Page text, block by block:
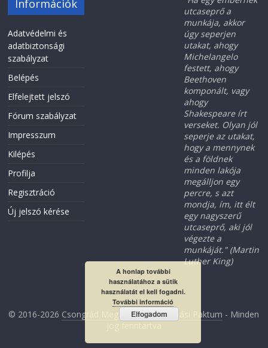
Információk
Adatvédelmi és
adatbiztonsági
szabályzat
Belépés
Elfelejtett jelszó
Fórum szabályzat
Impresszum
Kilépés
Profilja
Regisztráció
Új jelszó kérése
utcaseprő a
munkája, akkor
úgy seperjen
utakat, ahogy
Michelangelo
festett, ahogy
Beethoven
komponált, vagy
ahogy
Shakespeare írt
verseket. Olyan jól
seperje az utakat,
hogy a mennynek
és a földnek
minden lakója
megálljon egy
percre, s azt
mondja, ím, itt élt
egy nagyszerű
utcaseprő, aki jól
végezte a
munkáját." (Martin
Luther King)
© 2016-2026 Csongrád Megyei Foglalkoztatási Paktum - Minden
A honlap további
használatához a sütik
használatát el kell fogadni.
További információ
Elfogadom